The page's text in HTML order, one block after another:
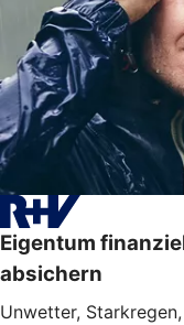
Eigentum
absichern
Unwetter,